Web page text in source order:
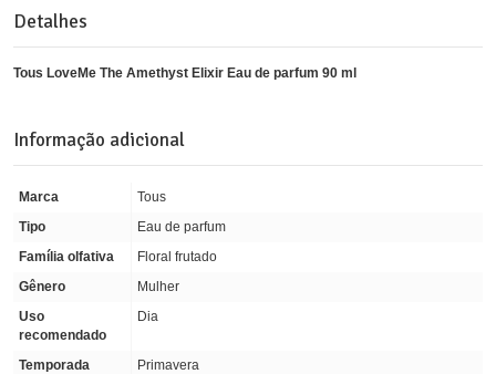
Detalhes
Tous LoveMe The Amethyst Elixir Eau de parfum 90 ml
Informação adicional
Marca
Tous
Tipo
Eau de parfum
Família olfativa
Floral frutado
Gênero
Mulher
Uso
recomendado
Dia
Temporada
Primavera